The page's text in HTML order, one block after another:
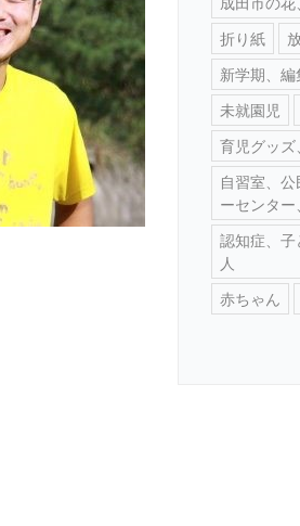
折り紙
新学期、
未就園児
育児グッズ
自習室、
ーセンター
認知症、
人
赤ちゃん